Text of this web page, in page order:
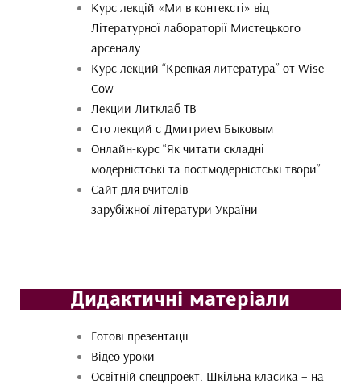
Курс лекцій «Ми в контексті» від
Літературної лабораторії Мистецького
арсеналу
Курс лекций “Крепкая литература” от Wise
Cow
Лекции Литклаб ТВ
Сто лекций с Дмитрием Быковым
Онлайн-курс “Як читати складні
модерністські та постмодерністські твори”
Сайт для вчителів
зарубіжної літератури України
Дидактичні матеріали
Готові презентації
Відео уроки
Освітній спецпроект. Шкільна класика – на